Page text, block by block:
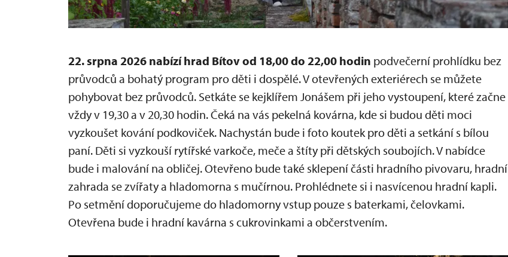
22. srpna 2026 nabízí hrad Bítov od 18,00 do 22,00 hodin podvečerní prohlídku bez
průvodců a bohatý program pro děti i dospělé. V otevřených exteriérech se můžete
pohybovat bez průvodců. Setkáte se kejklířem Jonášem při jeho vystoupení, které začne
vždy v 19,30 a v 20,30 hodin. Čeká na vás pekelná kovárna, kde si budou děti moci
vyzkoušet kování podkoviček. Nachystán bude i foto koutek pro děti a setkání s bílou
paní. Děti si vyzkouší rytířské varkoče, meče a štíty při dětských soubojích. V nabídce
bude i malování na obličej. Otevřeno bude také sklepení části hradního pivovaru, hradní
zahrada se zvířaty a hladomorna s mučírnou. Prohlédnete si i nasvícenou hradní kapli.
Po setmění doporučujeme do hladomorny vstup pouze s baterkami, čelovkami.
Otevřena bude i hradní kavárna s cukrovinkami a občerstvením.